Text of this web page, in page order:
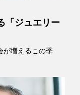
「ジュエリー
が増えるこの季